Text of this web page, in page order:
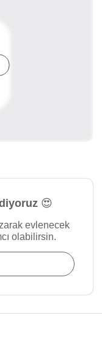
😍
evlenecek
olabilirsin.